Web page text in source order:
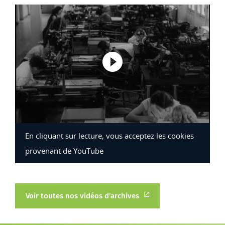
Lancer la
En cliquant sur lecture, vous acceptez les cookies
provenant de YouTube
Voir toutes nos vidéos d'archives